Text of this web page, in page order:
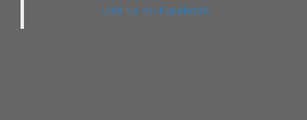
Like us on Facebook